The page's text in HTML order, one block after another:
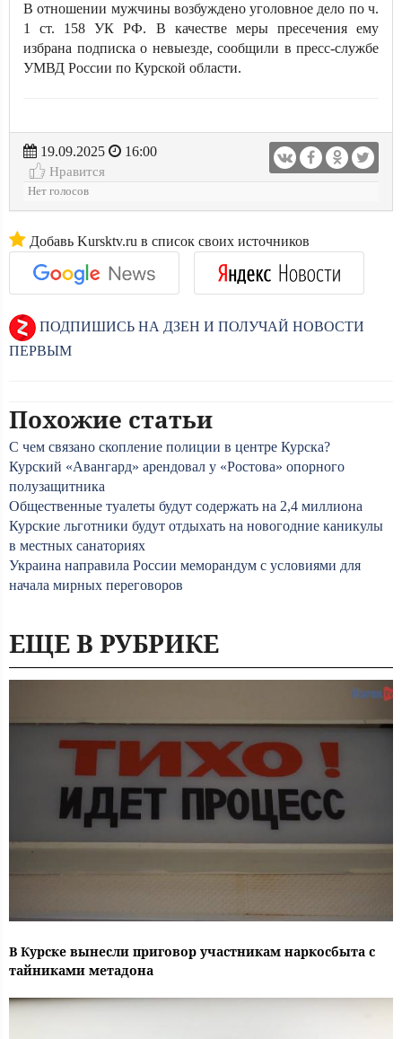
В отношении мужчины возбуждено уголовное дело по ч.
1 ст. 158 УК РФ. В качестве меры пресечения ему
избрана подписка о невыезде, сообщили в пресс-службе
УМВД России по Курской области.
19.09.2025
16:00
Нравится
Нет голосов
Добавь Kursktv.ru в список своих источников
ПОДПИШИСЬ НА ДЗЕН И ПОЛУЧАЙ НОВОСТИ
ПЕРВЫМ
Похожие статьи
С чем связано скопление полиции в центре Курска?
Курский «Авангард» арендовал у «Ростова» опорного
полузащитника
Общественные туалеты будут содержать на 2,4 миллиона
Курские льготники будут отдыхать на новогодние каникулы
в местных санаториях
Украина направила России меморандум с условиями для
начала мирных переговоров
ЕЩЕ В РУБРИКЕ
В Курске вынесли приговор участникам наркосбыта с
тайниками метадона